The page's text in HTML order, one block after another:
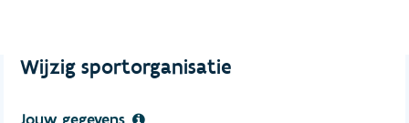
Wijzig sportorganisatie